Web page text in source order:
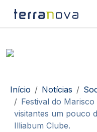
Passar para o
Navegação
Início Notícias
Festival do
visitantes um pouco
Illiabum Clube.